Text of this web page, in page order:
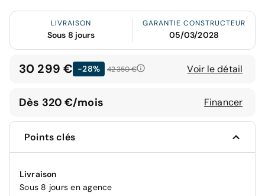
LIVRAISON
Sous 8 jours
GARANTIE CONSTRUCTEUR
05/03/2028
30 299 € -28% 42 350 € Voir le détail
Dès 320 €/mois Financer
Points clés
Livraison
Sous 8 jours en agence